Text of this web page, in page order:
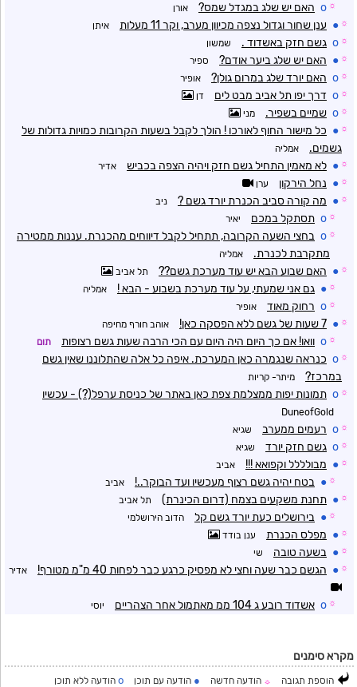
☼
o האם יש שלג במגדל שמס? אורן
☼
● ענן שחור וגדול נצפה מכיוון מערב, וקר 11 מעלות איתן
☼
o גשם חזק באשדוד . שמשון
☼
● האם יש שלג ביער אודם? ספיר
☼
o האם יורד שלג במרום גולן? אופיר
☼
o דרך יפו תל אביב מבט לים דן
☼
o שמיים בשפיר. מני
☼
● כל מישור החוף לאורכו ! הולך לקבל בשעות הקרובות כמויות גדולות של
גשמים.
אמליה
☼
● לא מאמין התחיל גשם חזק ויהיה הצפה בכביש אדיר
☼
● נחל הירקון ערן
☼
● מה קורה סביב הכנרת יורד גשם ? ניב
☼
o תסתקל במכם יאיר
☼
o בחצי השעה הקרובה, תתחיל לקבל דיווחים מהכנרת. עננות ממטירה
מתקרבת לכנרת.
אמליה
☼
● האם שבוע הבא יש עוד מערכת גשם?? תל אביב
☼
● גם אני שמעתי, על עוד מערכת בשבוע - הבא ! אמליה
☼
o רחוק מאוד אופיר
☼
● 7 שעות של גשם ללא הפסקה כאן! אוהב חורף מחיפה
☼
o וואו! אם כך היום היה היום עם הכי הרבה שעות גשם רצופות תום
☼
o כנראה שנגמרה כאן המערכת. איפה כל אלה שהתלוננו שאין גשם
במרכז?
מיתר- קריות
☼
o תמונות יפות ממצלמת צפת כאן באתר של כניסת ערפל(?) - עכשיו
DuneofGold
☼
o רעמים ממערב שגיא
☼
o גשם חזק יורד שגיא
☼
● מבולללל וקפואא !!! אביב
☼
● בטח יהיה גשם רצוף מעכשיו ועד הבוקר..! אביב
☼
● תחנת משקעים בצמח (דרום הכינרת) תל אביב
☼
● בירושלים כעת יורד גשם קל הדוב הירושלמי
☼
● מפלס הכנרת ענן בודד
☼
● בשעה טובה שי
☼
● הגשם כבר שעה וחצי לא מפסיק כרגע כבר לפחות 40 מ"מ מטורף! אדיר
☼
o אשדוד רובע ג 104 ממ מאתמול אחר הצהריים יוסי
מקרא סימנים
הוספת תגובה ☼ הודעה חדשה ● הודעה עם תוכן o הודעה ללא תוכן